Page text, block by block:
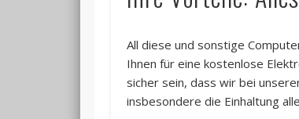
All diese und sonstige
Ihnen für eine kostenlose
sicher sein, dass wir bei
insbesondere die Einhaltung